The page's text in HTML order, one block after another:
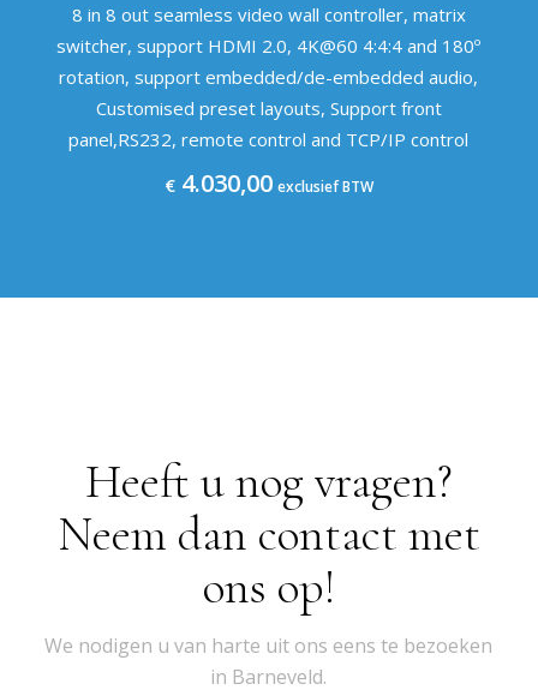
8 in 8 out seamless video wall controller, matrix
switcher, support HDMI 2.0, 4K@60 4:4:4 and 180º
rotation, support embedded/de-embedded audio,
Customised preset layouts, Support front
panel,RS232, remote control and TCP/IP control
€4.030,00 exclusief BTW
Heeft u nog vragen?
Neem dan contact met
ons op!
We nodigen u van harte uit ons eens te bezoeken
in Barneveld.